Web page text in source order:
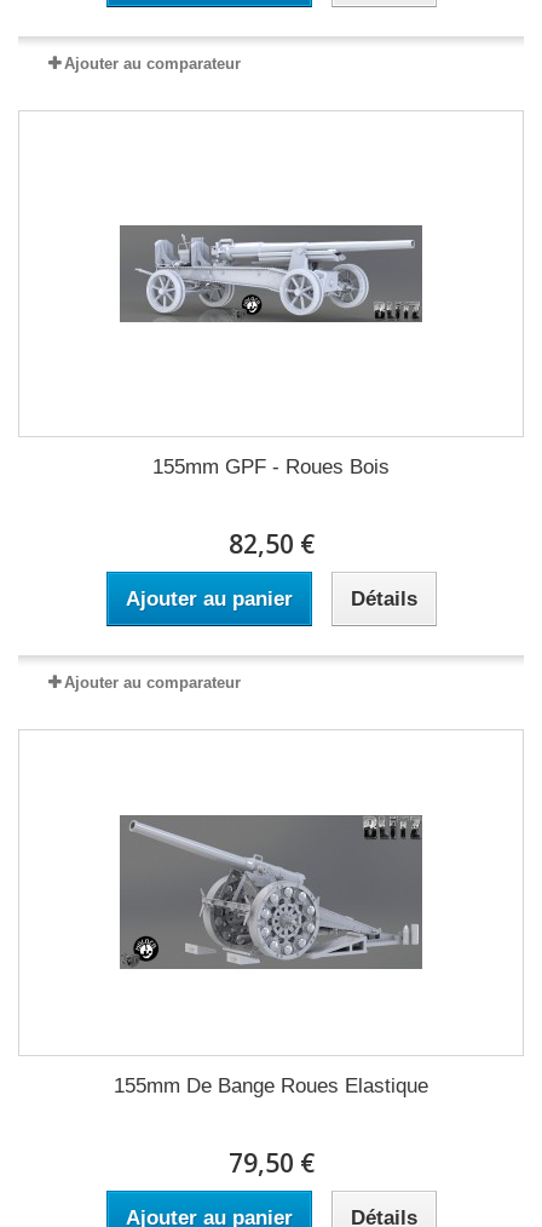
Ajouter au comparateur
155mm GPF - Roues Bois
82,50 €
Ajouter au panier Détails
Ajouter au comparateur
155mm De Bange Roues Elastique
79,50 €
Ajouter au panier Détails